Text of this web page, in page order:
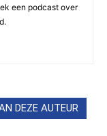
een podcast over
DEZE AUTEUR